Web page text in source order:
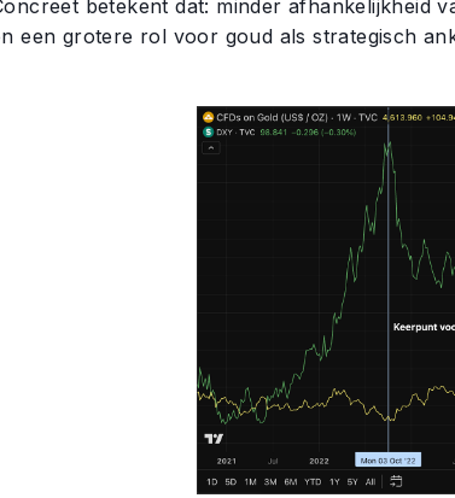
betekent dat: minder afhankelijkheid
een grotere rol voor goud als strategisch